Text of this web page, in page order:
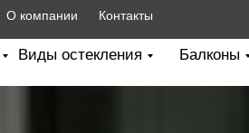
Контакты
О компании
Виды остекления Балконы